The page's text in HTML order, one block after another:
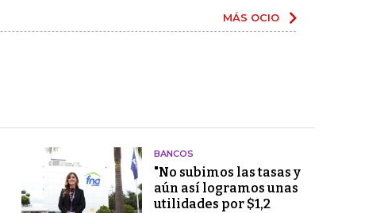
MÁS OCIO
BANCOS
"No subimos las tasas y
aún así logramos unas
utilidades por $1,2